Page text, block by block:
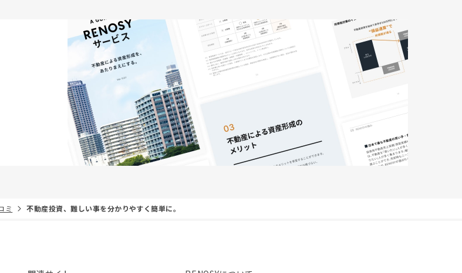
ミ 不動産投資、難しい事を分かりやすく簡単に。